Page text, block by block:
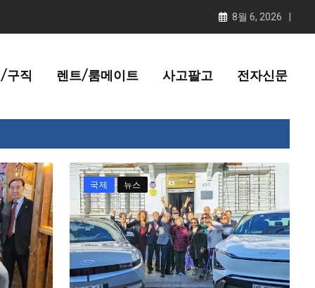
8월 6, 2026
구직 렌트/룸메이트 사고팔고 전자신문
국제 뉴스